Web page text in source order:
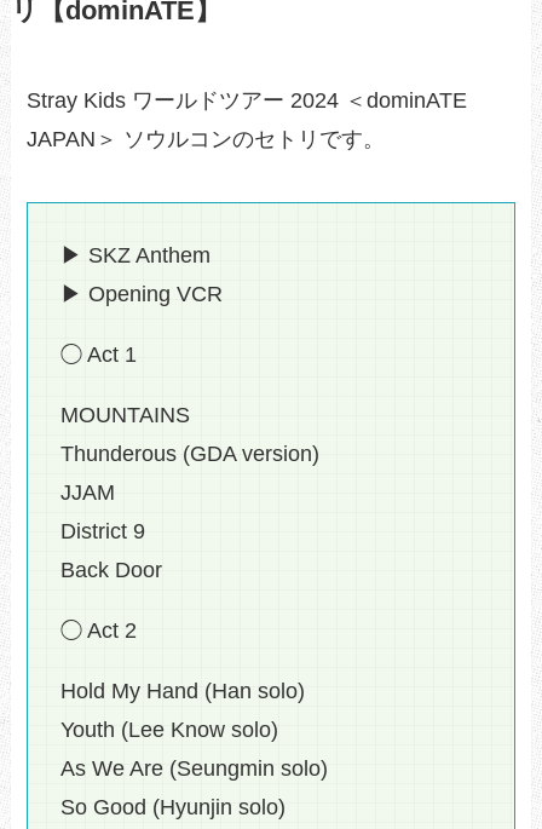
リ【dominATE】
Stray Kids ワールドツアー 2024 ＜dominATE
JAPAN＞ ソウルコンのセトリです。
▶ SKZ Anthem
▶ Opening VCR
◯ Act 1
MOUNTAINS
Thunderous (GDA version)
JJAM
District 9
Back Door
◯ Act 2
Hold My Hand (Han solo)
Youth (Lee Know solo)
As We Are (Seungmin solo)
So Good (Hyunjin solo)